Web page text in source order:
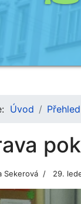
Úvod
Sekerová 29.